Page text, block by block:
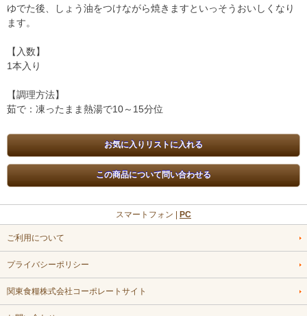
ゆでた後、しょう油をつけながら焼きますといっそうおいしくなり
ます。
【入数】
1本入り
【調理方法】
茹で：凍ったまま熱湯で10～15分位
スマートフォン | PC
ご利用について
プライバシーポリシー
関東食糧株式会社コーポレートサイト